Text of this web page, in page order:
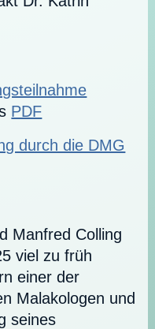
PDF
durch die DMG
Manfred Colling
viel zu früh
einer der
Malakologen und
seines